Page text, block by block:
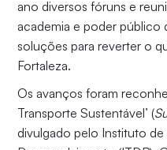
ano diversos fóruns e
academia e poder público
soluções para reverter o
Fortaleza.
Os avanços foram
Transporte Sustentável’ (
divulgado pelo Instituto